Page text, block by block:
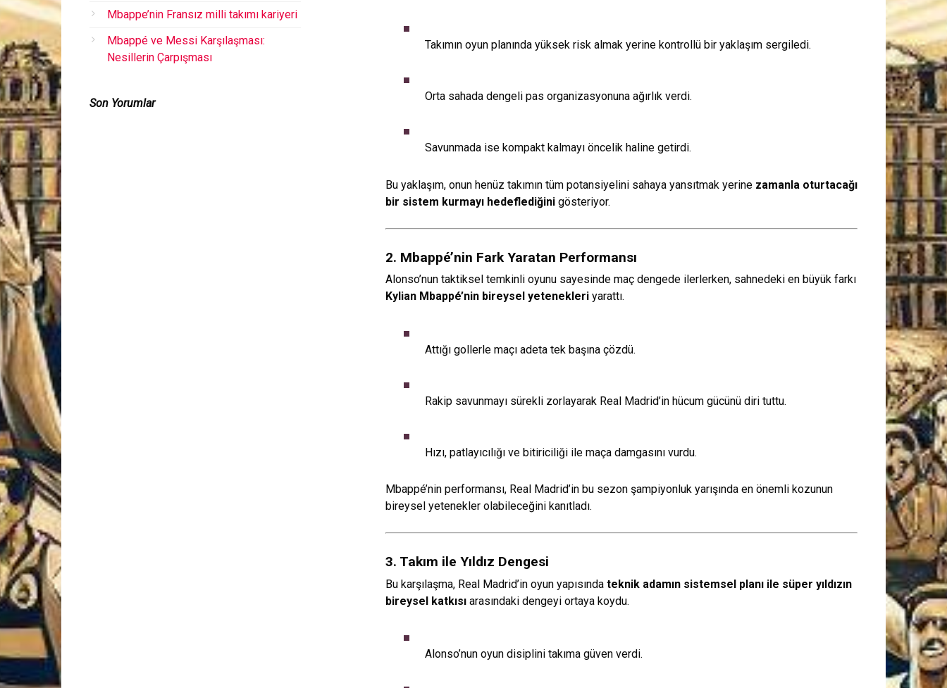
Takımın oyun planında yüksek risk almak yerine kontrollü bir yaklaşım sergiledi.
Orta sahada dengeli pas organizasyonuna ağırlık verdi.
Savunmada ise kompakt kalmayı öncelik haline getirdi.
Bu yaklaşım, onun henüz takımın tüm potansiyelini sahaya yansıtmak yerine zamanla oturtacağı
bir sistem kurmayı hedeflediğini gösteriyor.
2. Mbappé’nin Fark Yaratan Performansı
Alonso’nun taktiksel temkinli oyunu sayesinde maç dengede ilerlerken, sahnedeki en büyük farkı
Kylian Mbappé’nin bireysel yetenekleri yarattı.
Attığı gollerle maçı adeta tek başına çözdü.
Rakip savunmayı sürekli zorlayarak Real Madrid’in hücum gücünü diri tuttu.
Hızı, patlayıcılığı ve bitiriciliği ile maça damgasını vurdu.
Mbappé’nin performansı, Real Madrid’in bu sezon şampiyonluk yarışında en önemli kozunun
bireysel yetenekler olabileceğini kanıtladı.
3. Takım ile Yıldız Dengesi
Bu karşılaşma, Real Madrid’in oyun yapısında teknik adamın sistemsel planı ile süper yıldızın
bireysel katkısı arasındaki dengeyi ortaya koydu.
Alonso’nun oyun disiplini takıma güven verdi.
Mbappe’nin Fransız milli takımı kariyeri
Mbappé ve Messi Karşılaşması:
Nesillerin Çarpışması
Son Yorumlar